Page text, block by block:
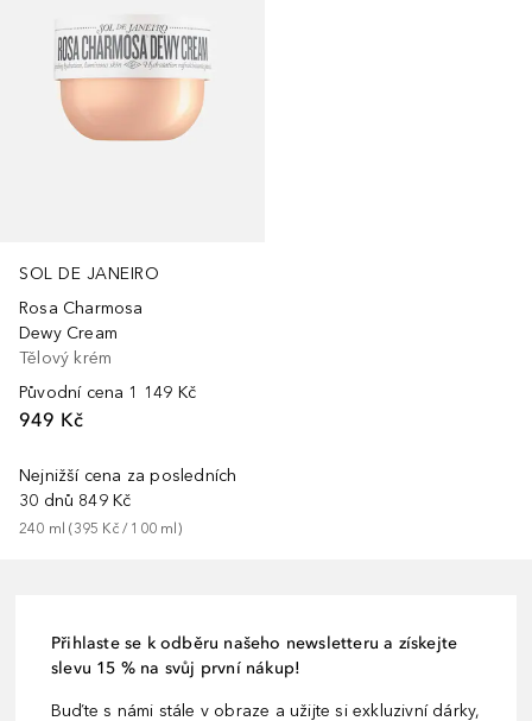
SOL DE JANEIRO
Rosa Charmosa
Dewy Cream
Tělový krém
Původní cena 1 149 Kč
949 Kč
Nejnižší cena za posledních
30 dnů 849 Kč
240 ml (395 Kč / 100 ml )
Přihlaste se k odběru našeho newsletteru a získejte
slevu 15 % na svůj první nákup!
Buďte s námi stále v obraze a užijte si exkluzivní dárky,